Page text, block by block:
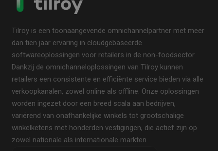
Tilroy is een toonaangevende omnichannelpartner met meer
dan tien jaar ervaring in cloudgebaseerde
softwareoplossingen voor retailers in de non-foodsector.
Dankzij de omnichanneloplossingen van Tilroy kunnen
retailers een consistente en efficiënte service bieden via alle
verkoopkanalen, zowel online als offline. Onze oplossingen
worden ingezet door een breed scala aan bedrijven,
variërend van onafhankelijke winkels tot grootschalige
winkelketens met honderden vestigingen, die actief zijn op
zowel nationale als internationale markten.